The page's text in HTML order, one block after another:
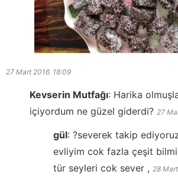
27 Mart 2016 18:09
Kevserin Mutfağı: Harika
içiyordum ne güzel giderdi? 27
gül: ?severek takip
evliyim cok fazla çeşit
tür seyleri cok sever , 28